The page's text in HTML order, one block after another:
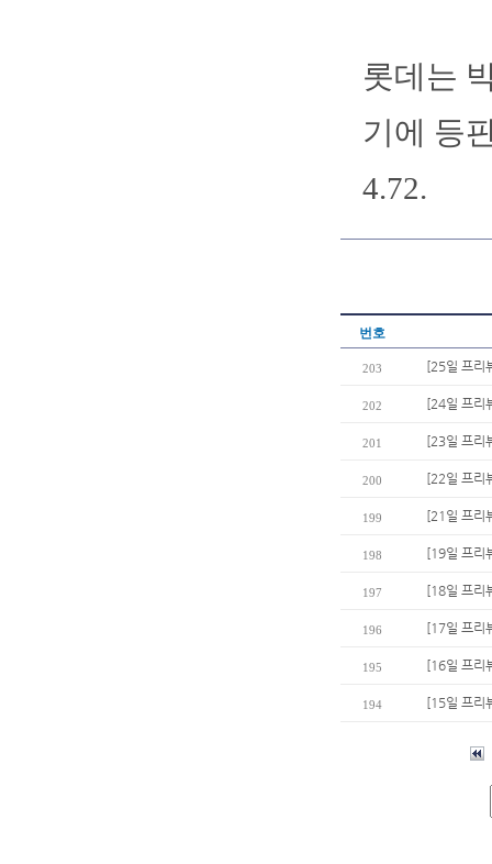
롯데는
기에 등
4.72.
번호
203 [25일 프리
202 [24일 프리
201 [23일 프리
200 [22일 프리
199 [21일 프리
198 [19일 프리
197 [18일 프리
196 [17일 프리
195 [16일 프리
194 [15일 프리